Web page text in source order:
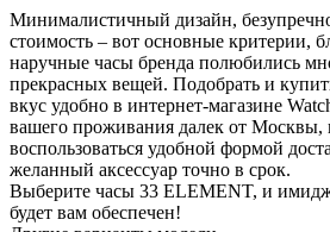
Минималистичный дизайн,
стоимость – вот основные критерии,
наручные часы бренда полюбились
прекрасных вещей. Подобрать и
вкус удобно в интернет-магазине
вашего проживания далек от Москвы,
воспользоваться удобной формой
желанный аксессуар точно в срок.
Выберите часы 33 ELEMENT, и имидж
будет вам обеспечен!